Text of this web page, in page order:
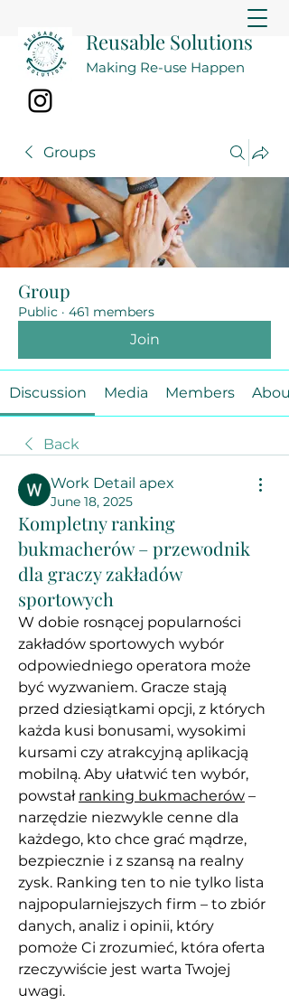
Reusable Solutions
Making Re-use Happen
Groups
Group
Public · 461 members
Join
Discussion Media Members About
Back
Work Detail apex
June 18, 2025
Kompletny ranking
bukmacherów – przewodnik
dla graczy zakładów
sportowych
W dobie rosnącej popularności
zakładów sportowych wybór
odpowiedniego operatora może
być wyzwaniem. Gracze stają
przed dziesiątkami opcji, z których
każda kusi bonusami, wysokimi
kursami czy atrakcyjną aplikacją
mobilną. Aby ułatwić ten wybór,
powstał ranking bukmacherów –
narzędzie niezwykle cenne dla
każdego, kto chce grać mądrze,
bezpiecznie i z szansą na realny
zysk. Ranking ten to nie tylko lista
najpopularniejszych firm – to zbiór
danych, analiz i opinii, który
pomoże Ci zrozumieć, która oferta
rzeczywiście jest warta Twojej
uwagi.